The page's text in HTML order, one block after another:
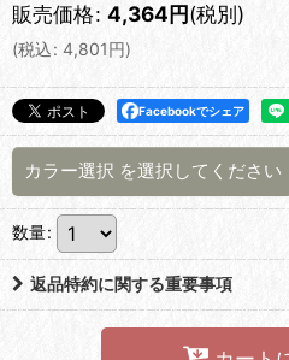
販売価格: 4,364円(税別)
(税込: 4,801円)
Facebookでシェア
カラー選択 を選択してください
数量:
返品特約に関する重要事項